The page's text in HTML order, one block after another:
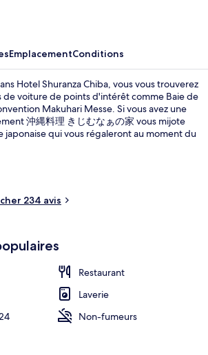
Bain public
EmplacementConditions
Hotel Shuranza Chiba, vous vous trouverez
de voiture de points d'intérêt comme Baie de
Makuhari Messe. Si vous avez une
沖縄料理 きじむなぁの家 vous mijote
japonaise qui vous régaleront au moment du
baseball Chiba Marine Stadium.
à une très courte distance à pied des
de monorail Yoshikawa-kōen se trouve à
Kenchō-mae, à 10 min.
234 avis
Restaurant
Laverie
Non-fumeurs